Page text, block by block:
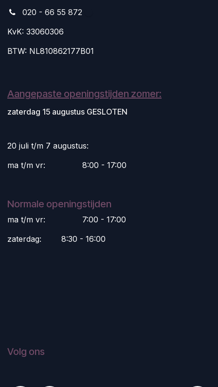
020 - 66 55 872
KvK: 33060306
BTW: NL810862177B01
Aangepaste openingstijden zomer:
zaterdag 15 augustus GESLOTEN
20 juli t/m 7 augustus:
ma t/m vr:
​8:00 - 17:00
Normale openingstijden
ma t/m vr:
​7:00 - 17:00
zaterdag:
​8:30 - 16:00
Volg ons